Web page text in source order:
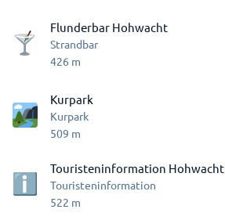
Flunderbar Hohwacht
Strandbar
426 m
Kurpark
Kurpark
509 m
Touristeninformation Hohwacht
Touristeninformation
522 m